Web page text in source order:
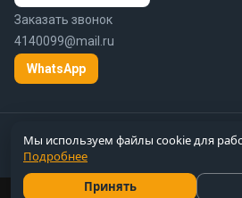
Заказать звонок
4140099@mail.ru
WhatsApp
пневматики по России
Цены справочные, не являются публичной
Цены и вся информация на сайте 777-
Мы используем файлы cookie для
Подробнее
Принять